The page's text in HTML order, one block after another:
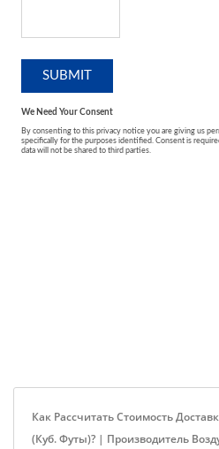
Как Рассчитать Стоимость
(куб. Футы)? | Производитель